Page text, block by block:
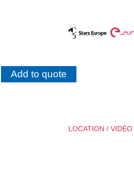
Add to quote
LOCATION /VIDÉO